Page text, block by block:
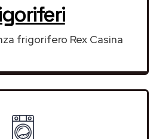
frigorifero Rex Casina